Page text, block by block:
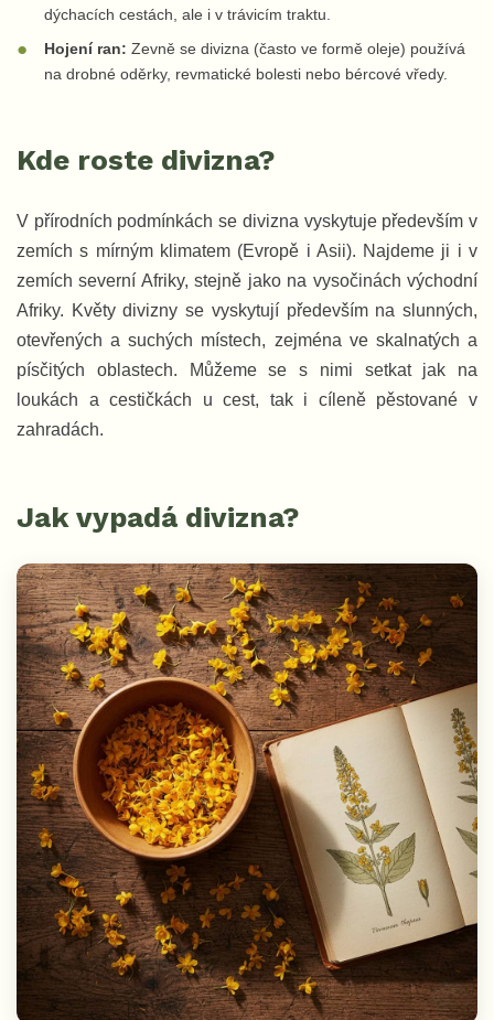
dýchacích cestách, ale i v trávicím traktu.
Hojení ran: Zevně se divizna (často ve formě oleje) používá
na drobné oděrky, revmatické bolesti nebo bércové vředy.
Kde roste divizna?
V přírodních podmínkách se divizna vyskytuje především v
zemích s mírným klimatem (Evropě i Asii). Najdeme ji i v
zemích severní Afriky, stejně jako na vysočinách východní
Afriky. Květy divizny se vyskytují především na slunných,
otevřených a suchých místech, zejména ve skalnatých a
písčitých oblastech. Můžeme se s nimi setkat jak na
loukách a cestičkách u cest, tak i cíleně pěstované v
zahradách.
Jak vypadá divizna?